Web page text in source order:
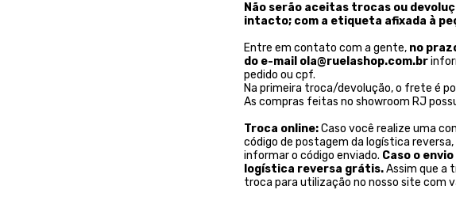
Não serão aceitas trocas ou
intacto; com a etiqueta afixada à
Entre em contato com a gente, no
do e-mail ola@ruelashop.com.br
pedido ou cpf.
Na primeira troca/devolução, o frete é
As compras feitas no showroom RJ
Troca online:Caso você realize uma
código de postagem da logística
informar o código enviado. Caso o
logística reversa grátis.Assim que a
troca para utilização no nosso site com